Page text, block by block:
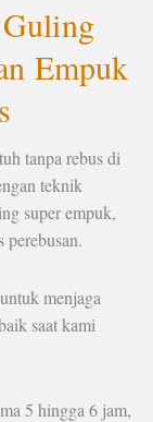
Empuk
tanpa rebus di
teknik
super empuk,
perebusan.
menjaga
saat kami
5 hingga 6 jam,